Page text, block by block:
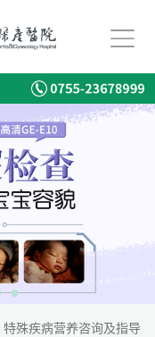
特殊疾病营养咨询及指导